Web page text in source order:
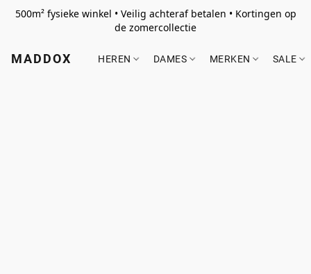
500m² fysieke winkel • Veilig achteraf betalen • Kortingen op
de zomercollectie
MADDOX HEREN DAMES MERKEN SALE